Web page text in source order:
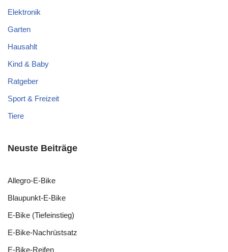
Elektronik
Garten
Hausahlt
Kind & Baby
Ratgeber
Sport & Freizeit
Tiere
Neuste Beiträge
Allegro-E-Bike
Blaupunkt-E-Bike
E-Bike (Tiefeinstieg)
E-Bike-Nachrüstsatz
E-Bike-Reifen